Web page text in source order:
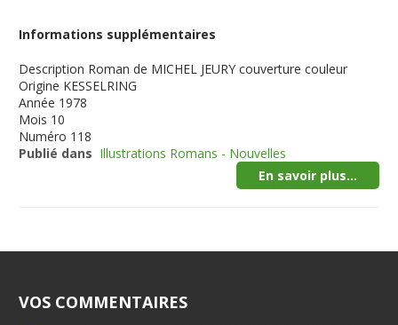
Informations supplémentaires
Description Roman de MICHEL JEURY couverture couleur
Origine KESSELRING
Année 1978
Mois 10
Numéro 118
Publié dans Illustrations Romans - Nouvelles
En savoir plus...
VOS COMMENTAIRES